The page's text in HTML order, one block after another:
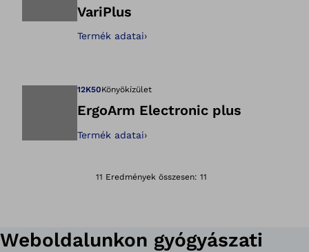
Megnyitja a
VariPlus
Termék adatai›
12K50Könyökízület
ErgoArm Electronic plus
Termék adatai›
11 Eredmények összesen: 11
Weboldalunkon gyógyászati